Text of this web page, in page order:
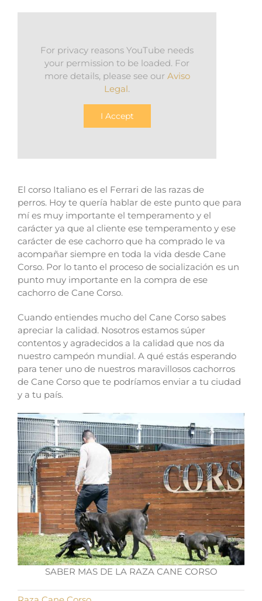
For privacy reasons YouTube needs
your permission to be loaded. For
more details, please see our Aviso
Legal.
I Accept
El corso Italiano es el Ferrari de las razas de
perros. Hoy te quería hablar de este punto que para
mí es muy importante el temperamento y el
carácter ya que al cliente ese temperamento y ese
carácter de ese cachorro que ha comprado le va
acompañar siempre en toda la vida desde Cane
Corso. Por lo tanto el proceso de socialización es un
punto muy importante en la compra de ese
cachorro de Cane Corso.
Cuando entiendes mucho del Cane Corso sabes
apreciar la calidad. Nosotros estamos súper
contentos y agradecidos a la calidad que nos da
nuestro campeón mundial. A qué estás esperando
para tener uno de nuestros maravillosos cachorros
de Cane Corso que te podríamos enviar a tu ciudad
y a tu país.
SABER MAS DE LA RAZA CANE CORSO